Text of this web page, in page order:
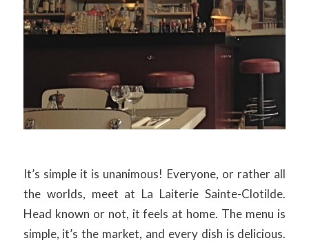
It’s simple it is unanimous! Everyone, or rather all
the worlds, meet at La Laiterie Sainte-Clotilde.
Head known or not, it feels at home. The menu is
simple, it’s the market, and every dish is delicious.